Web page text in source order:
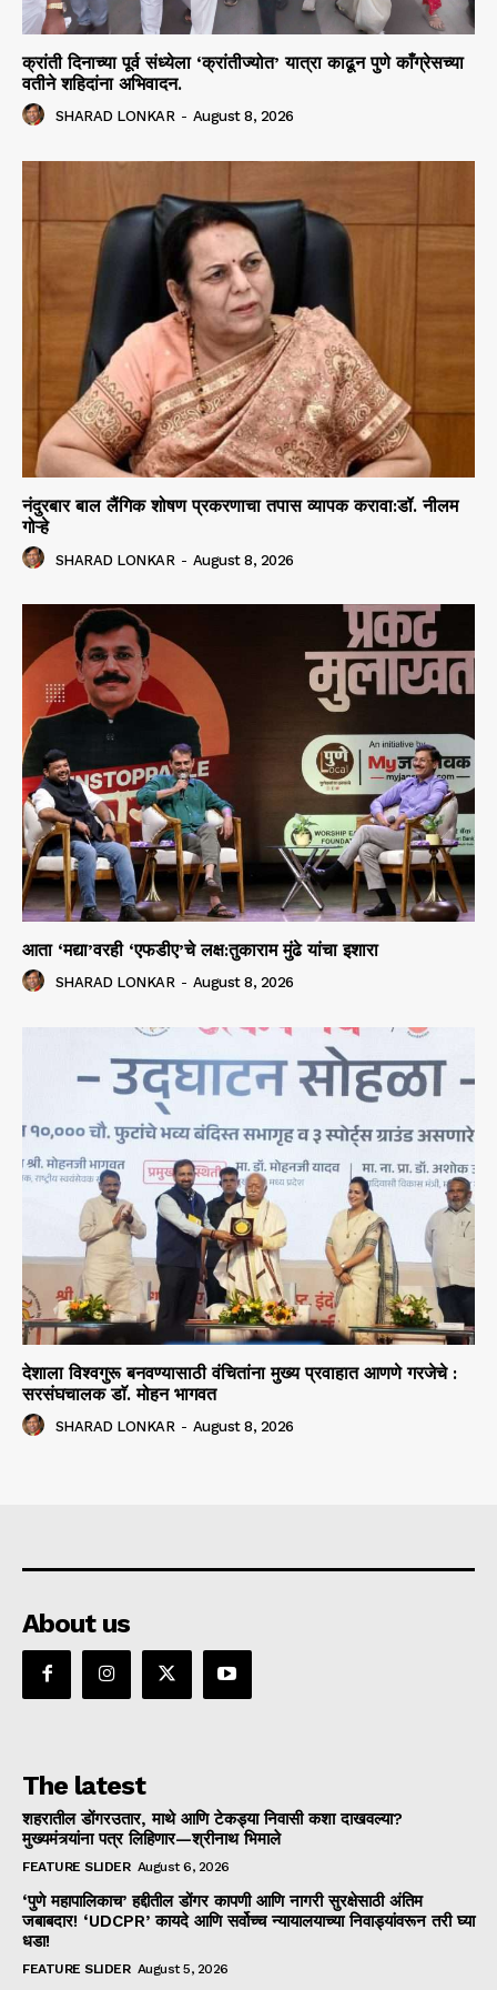
क्रांती दिनाच्या पूर्व संध्येला ‘क्रांतीज्योत’ यात्रा काढून पुणे काँग्रेसच्या
वतीने शहिदांना अभिवादन.
SHARAD LONKAR - August 8, 2026
नंदुरबार बाल लैंगिक शोषण प्रकरणाचा तपास व्यापक करावा:डॉ. नीलम
गोऱ्हे
SHARAD LONKAR - August 8, 2026
आता ‘मद्या’वरही ‘एफडीए’चे लक्ष:तुकाराम मुंढे यांचा इशारा
SHARAD LONKAR - August 8, 2026
देशाला विश्वगुरू बनवण्यासाठी वंचितांना मुख्य प्रवाहात आणणे गरजेचे :
सरसंघचालक डाॅ. मोहन भागवत
SHARAD LONKAR - August 8, 2026
About us
The latest
शहरातील डोंगरउतार, माथे आणि टेकड्या निवासी कशा दाखवल्या?
मुख्यमंत्र्यांना पत्र लिहिणार—श्रीनाथ भिमाले
FEATURE SLIDER August 6, 2026
‘पुणे महापालिकाच’ हद्दीतील डोंगर कापणी आणि नागरी सुरक्षेसाठी अंतिम
जबाबदार! ‘UDCPR’ कायदे आणि सर्वोच्च न्यायालयाच्या निवाड्यांवरून तरी घ्या
धडा!
FEATURE SLIDER August 5, 2026